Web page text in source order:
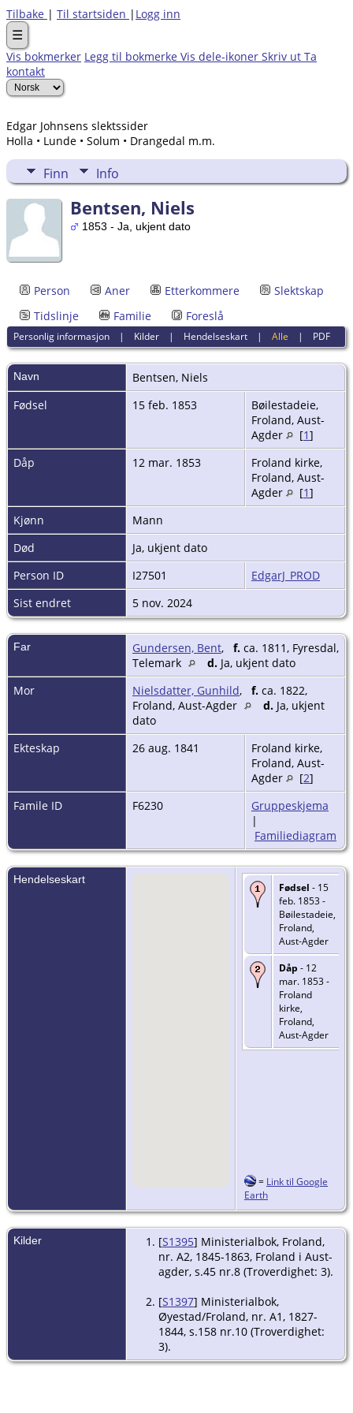
Tilbake | Til startsiden | Logg inn
☰
Vis bokmerker Legg til bokmerke Vis dele-ikoner Skriv ut Ta
kontakt
Edgar Johnsens slektssider
Holla • Lunde • Solum • Drangedal m.m.
Finn Info
Bentsen, Niels
1853 - Ja, ukjent dato
Person Aner Etterkommere
Slektskap
Tidslinje
Familie Foreslå
Personlig informasjon | Kilder | Hendelseskart |Alle | PDF
Navn Bentsen, Niels
Fødsel
15 feb. 1853
Bøilestadeie,
Froland, Aust-
Agder
[1]
Dåp
12 mar. 1853
Froland kirke,
Froland, Aust-
Agder
[1]
Kjønn
Mann
Død
Ja, ukjent dato
Person ID
I27501
EdgarJ_PROD
Sist endret
5 nov. 2024
Far Gundersen, Bent, f. ca. 1811, Fyresdal,
Telemark
d. Ja, ukjent dato
Mor
Nielsdatter, Gunhild, f. ca. 1822,
Froland, Aust-Agder
d. Ja, ukjent
dato
Ekteskap
26 aug. 1841
Froland kirke,
Froland, Aust-
Agder
[2]
Famile ID
F6230
Gruppeskjema
|
Familiediagram
Hendelseskart
Fødsel - 15
feb. 1853 -
Bøilestadeie,
Froland,
Aust-Agder
Dåp - 12
mar. 1853 -
Froland
kirke,
Froland,
Aust-Agder
= Link til Google
Earth
Kilder [S1395] Ministerialbok, Froland,
nr. A2, 1845-1863, Froland i Aust-
agder, s.45 nr.8 (Troverdighet: 3).
[S1397] Ministerialbok,
Øyestad/Froland, nr. A1, 1827-
1844, s.158 nr.10 (Troverdighet:
3).